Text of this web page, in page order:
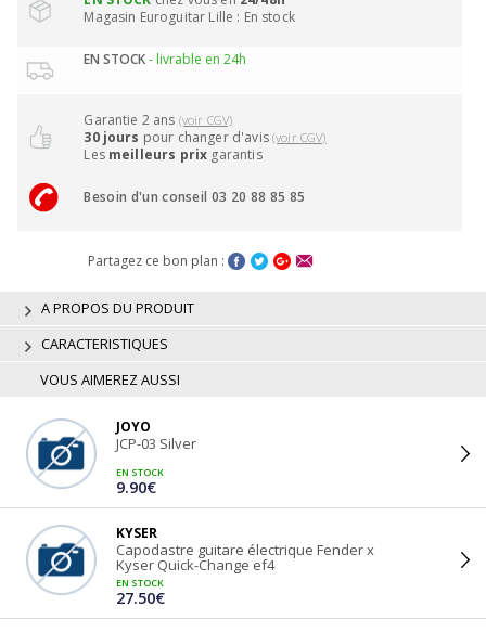
Magasin Euroguitar Lille : En stock
EN STOCK- livrable en 24h
Garantie 2 ans (voir CGV)
30 jours pour changer d'avis(voir CGV)
Les meilleurs prix garantis
Besoin d'un conseil 03 20 88 85 85
Partagez ce bon plan :
A PROPOS DU PRODUIT
CARACTERISTIQUES
VOUS AIMEREZ AUSSI
JOYO
JCP-03 Silver
EN STOCK
9.90€
KYSER
Capodastre guitare électrique Fender x
Kyser Quick-Change ef4
EN STOCK
27.50€